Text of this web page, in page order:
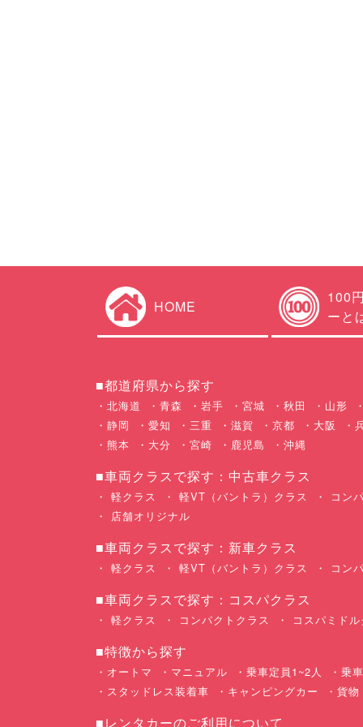
HOME
100
ーと
■都道府県から探す
北海道 青森 岩手 宮城 秋田
山形
静岡
愛知 三重 滋賀 京都 大阪
熊本
大分 宮崎 鹿児島 沖縄
■車両クラスで探す：中古車クラス
軽クラス 軽VT（バントラ）クラス
コン
店舗オリジナル
■車両クラスで探す：新車クラス
軽クラス 軽VT（バントラ）クラス コン
■車両クラスで探す：コスパクラス
軽クラス コンパクトクラス コスパミド
■特徴から探す
オートマ マニュアル 乗車定員1~2人
乗
スタッドレス装着車
キャンピングカー 貨物
■レンタカーのご利用について